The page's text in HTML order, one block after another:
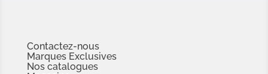
Contactez-nous
Marques Exclusives
Nos catalogues